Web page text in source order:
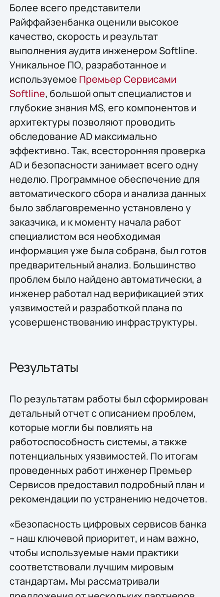
Более всего представители
Райффайзенбанка оценили высокое
качество, скорость и результат
выполнения аудита инженером Softline.
Уникальное ПО, разработанное и
используемое Премьер Сервисами
Softline, большой опыт специалистов и
глубокие знания MS, его компонентов и
архитектуры позволяют проводить
обследование AD максимально
эффективно. Так, всесторонняя проверка
AD и безопасности занимает всего одну
неделю. Программное обеспечение для
автоматического сбора и анализа данных
было заблаговременно установлено у
заказчика, и к моменту начала работ
специалистом вся необходимая
информация уже была собрана, был готов
предварительный анализ. Большинство
проблем было найдено автоматически, а
инженер работал над верификацией этих
уязвимостей и разработкой плана по
усовершенствованию инфраструктуры.
Результаты
По результатам работы был сформирован
детальный отчет с описанием проблем,
которые могли бы повлиять на
работоспособность системы, а также
потенциальных уязвимостей. По итогам
проведенных работ инженер Премьер
Сервисов предоставил подробный план и
рекомендации по устранению недочетов.
«Безопасность цифровых сервисов банка
– наш ключевой приоритет, и нам важно,
чтобы используемые нами практики
соответствовали лучшим мировым
стандартам. Мы рассматривали